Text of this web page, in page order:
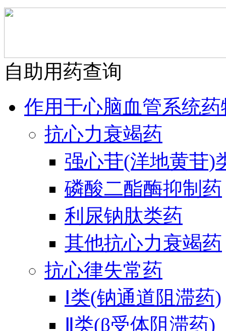
自助用药查询
作用于心脑血管系统药
抗心力衰竭药
强心苷(洋地黄苷)
磷酸二酯酶抑制药
利尿钠肽类药
其他抗心力衰竭药
抗心律失常药
Ⅰ类(钠通道阻滞药)
Ⅱ类(β受体阻滞药)